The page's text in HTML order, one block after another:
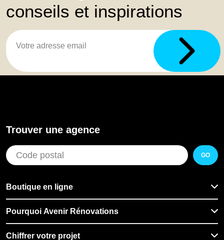
conseils et inspirations
Trouver une agence
GO
Boutique en ligne
Pourquoi Avenir Rénovations
Chiffrer votre projet